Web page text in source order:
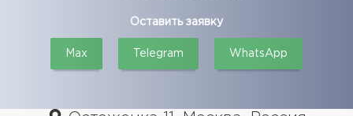
Оставить заявку
Max Telegram WhatsApp